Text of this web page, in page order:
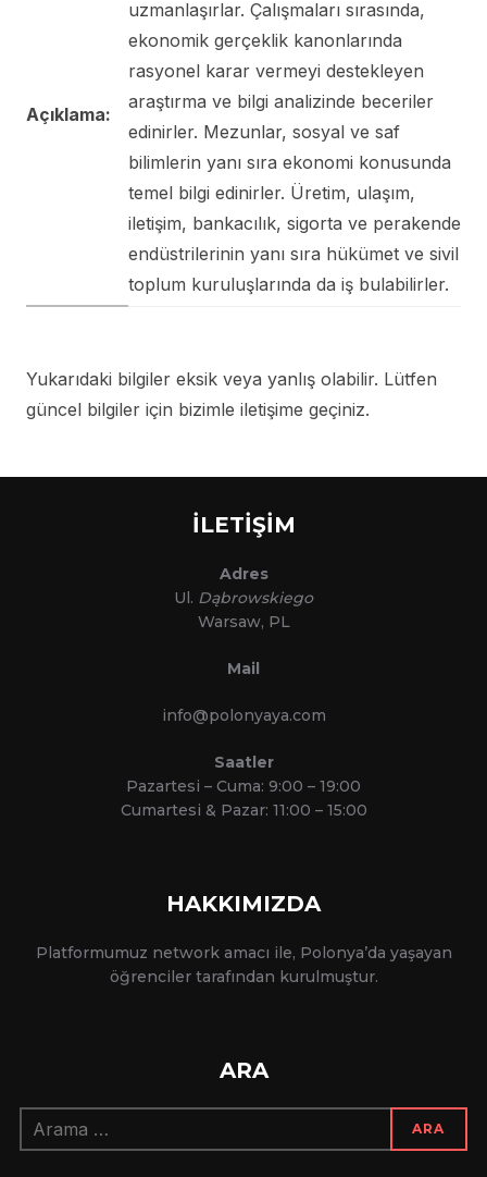
Açıklama:
uzmanlaşırlar. Çalışmaları sırasında,
ekonomik gerçeklik kanonlarında
rasyonel karar vermeyi destekleyen
araştırma ve bilgi analizinde beceriler
edinirler. Mezunlar, sosyal ve saf
bilimlerin yanı sıra ekonomi konusunda
temel bilgi edinirler. Üretim, ulaşım,
iletişim, bankacılık, sigorta ve perakende
endüstrilerinin yanı sıra hükümet ve sivil
toplum kuruluşlarında da iş bulabilirler.
Yukarıdaki bilgiler eksik veya yanlış olabilir. Lütfen
güncel bilgiler için bizimle iletişime geçiniz.
İLETİŞİM
Adres
Ul. Dąbrowskiego
Warsaw, PL
Mail
info@polonyaya.com
Saatler
Pazartesi – Cuma: 9:00 – 19:00
Cumartesi & Pazar: 11:00 – 15:00
HAKKIMIZDA
Platformumuz network amacı ile, Polonya’da yaşayan
öğrenciler tarafından kurulmuştur.
ARA
Arama:
ARA